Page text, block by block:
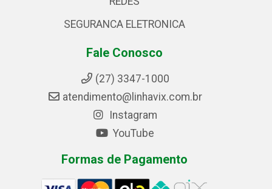
SEGURANCA ELETRONICA
Fale Conosco
(27) 3347-1000
atendimento@linhavix.com.br
Instagram
YouTube
Formas de Pagamento